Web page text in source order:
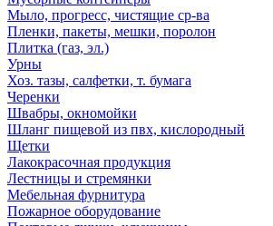
Мыло, прогресс, чистящие ср-ва
Пленки, пакеты, мешки, поролон
Плитка (газ, эл.)
Урны
Хоз. тазы, салфетки, т. бумага
Черенки
Швабры, окномойки
Шланг пищевой из пвх, кислородный
Щетки
Лакокрасочная продукция
Лестницы и стремянки
Мебельная фурнитура
Пожарное оборудование